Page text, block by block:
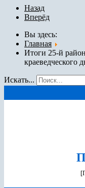
Назад
Вперёд
Вы здесь:
Главная
Итоги 25-й
краеведческого
Искать...